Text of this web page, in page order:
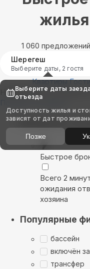
1 060
Шерегеш
Выберите даты, 2 гостя
Квартиры
Найдём, где
Показать на карте
Выбирайте
Быстрое
Всего 2
ожидания
хозяина
Популярные
бассейн
включён
трансфер
Выберите даты
отъезда
Доступность жилья и
зависят от дат
Позже